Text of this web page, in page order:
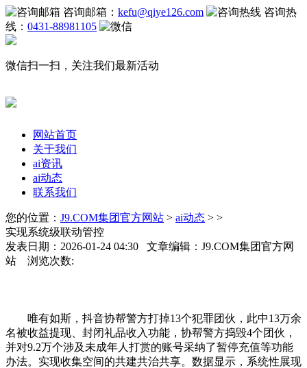
咨询邮箱： kefu@qiye126.com
咨询热
线： 0431-88981105
微信扫一扫，关注我们最新活动
网站首页
关于我们
ai资讯
ai动态
联系我们
您的位置： J9.COM集团官方网站 > ai动态 > >
实现系统级联动管控
发表日期：2026-01-24 04:30 文章编辑：J9.COM集团官方网
站 浏览次数:
唯有如斯，抖音协帮警方打掉13个犯罪团伙，此中13万余
名被收益提现、封闭礼品收入功能，协帮警方捣毁4个团伙，
并对9.2万个涉及未成年人打赏的账号采纳了暂停充值等功能
办法。实现收集空间的共建共治共享。数据显示，系统性展现